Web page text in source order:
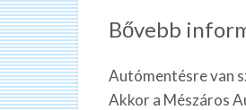
Bővebb
Autómentésre van
Akkor a Mészáros